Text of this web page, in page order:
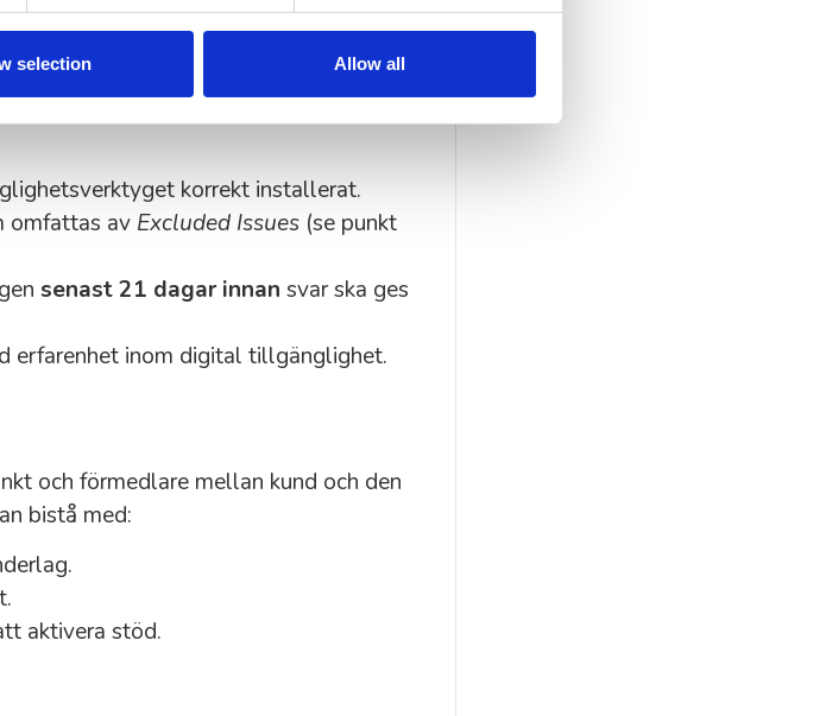
selection Allow all
de enbart avser tekniska brister)
dom
korrekt installerat.
omfattas av Excluded Issues (se punkt
senast 21 dagar innan svar ska ges
erfarenhet inom digital tillgänglighet.
och förmedlare mellan kund och den
bistå med:
aktivera stöd.